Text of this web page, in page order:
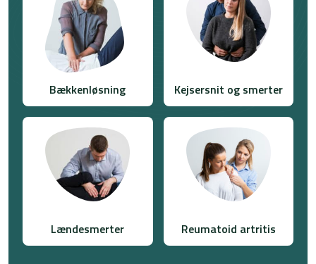
Bækkenløsning Kejsersnit og smerter
Lændesmerter Reumatoid artritis